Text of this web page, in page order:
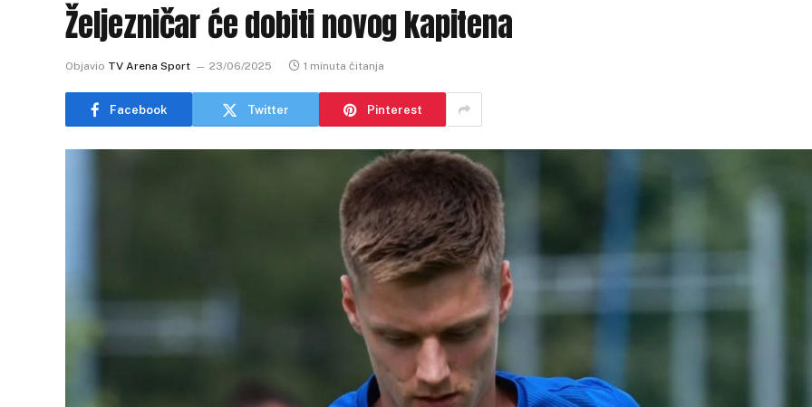
Željezničar će dobiti novog kapitena
Objavio TV Arena Sport 23/06/2025 1 minuta čitanja
Facebook Twitter Pinterest